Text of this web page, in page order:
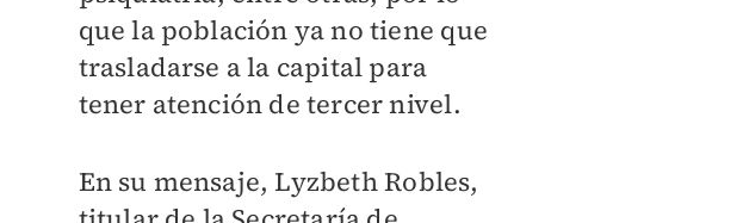
que la población ya no tiene que
trasladarse a la capital para
tener atención de tercer nivel.
En su mensaje, Lyzbeth Robles,